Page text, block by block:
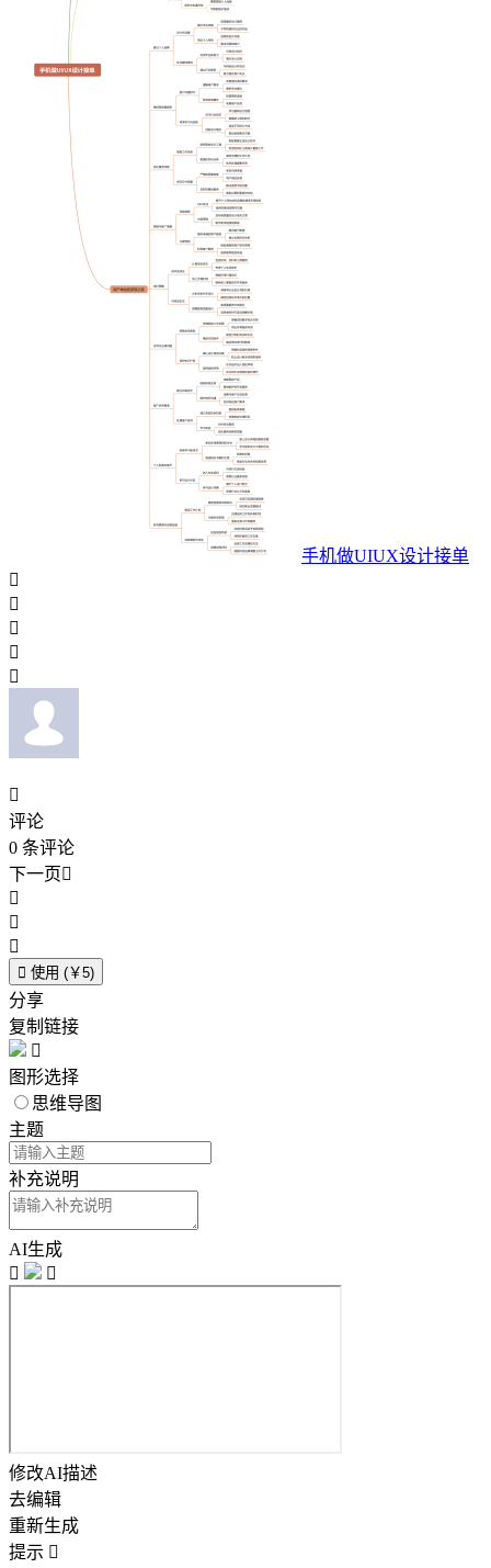
手机做UIUX设计接单






评论
0 条评论
下一页



 使用 (￥5)
分享
复制链接

图形选择
思维导图
主题
补充说明
AI生成


修改AI描述
去编辑
重新生成
提示 